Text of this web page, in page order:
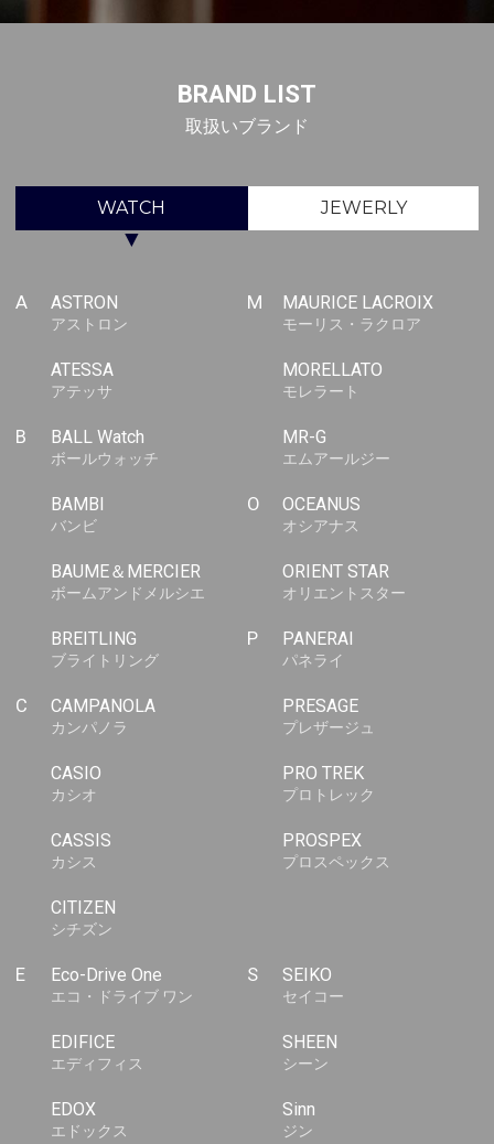
BRAND LIST
取扱いブランド
WATCH JEWERLY
▼
A ASTRON
アストロン
ATESSA
アテッサ
B BALL Watch
ボールウォッチ
BAMBI
バンビ
BAUME＆MERCIER
ボームアンドメルシエ
BREITLING
ブライトリング
C CAMPANOLA
カンパノラ
CASIO
カシオ
CASSIS
カシス
CITIZEN
シチズン
E Eco-Drive One
エコ・ドライブ ワン
EDIFICE
エディフィス
EDOX
エドックス
M MAURICE LACROIX
モーリス・ラクロア
MORELLATO
モレラート
MR-G
エムアールジー
O OCEANUS
オシアナス
ORIENT STAR
オリエントスター
P PANERAI
パネライ
PRESAGE
プレザージュ
PRO TREK
プロトレック
PROSPEX
プロスペックス
S SEIKO
セイコー
SHEEN
シーン
Sinn
ジン